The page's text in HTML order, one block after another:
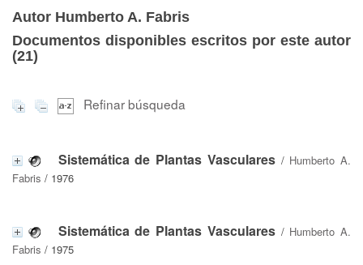
Autor Humberto A. Fabris
Documentos disponibles escritos por este autor
(21)
Refinar búsqueda
Sistemática de Plantas Vasculares/ Humberto A.
Fabris / 1976
Sistemática de Plantas Vasculares/ Humberto A.
Fabris / 1975